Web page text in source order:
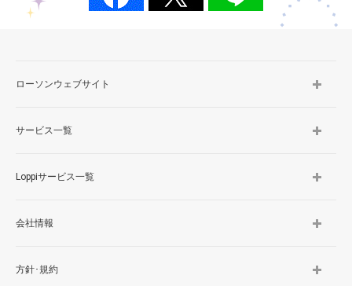
ローソンウェブサイト
サービス一覧
Loppiサービス一覧
会社情報
方針･規約